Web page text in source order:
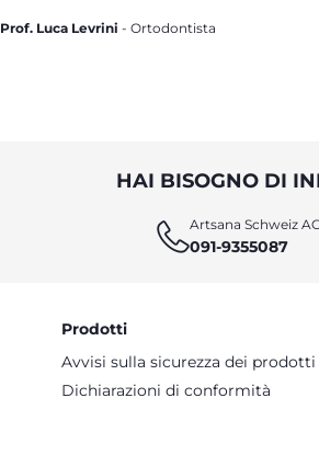
Prof. Luca Levrini - Ortodontista
HAI BISOGNO DI
Artsana Schweiz
091-9355087
Prodotti
Avvisi sulla sicurezza dei prodotti
Dichiarazioni di conformità